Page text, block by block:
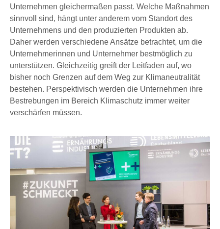
Unternehmen gleichermaßen passt. Welche Maßnahmen
sinnvoll sind, hängt unter anderem vom Standort des
Unternehmens und den produzierten Produkten ab.
Daher werden verschiedene Ansätze betrachtet, um die
Unternehmerinnen und Unternehmer bestmöglich zu
unterstützen. Gleichzeitig greift der Leitfaden auf, wo
bisher noch Grenzen auf dem Weg zur Klimaneutralität
bestehen. Perspektivisch werden die Unternehmen ihre
Bestrebungen im Bereich Klimaschutz immer weiter
verschärfen müssen.